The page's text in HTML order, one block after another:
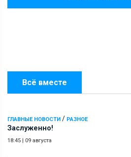
Всё вместе
ГЛАВНЫЕ НОВОСТИ / РАЗНОЕ
Заслуженно!
18:45 | 09 августа